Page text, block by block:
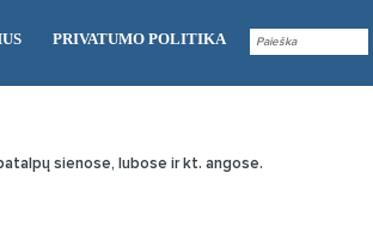
PRIVATUMO POLITIKA
sienose, lubose ir kt. angose.